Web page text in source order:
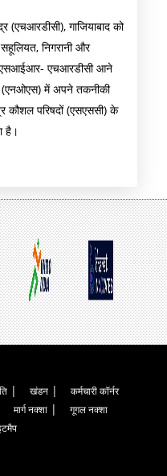
गाजियाबाद को
निगरानी और
एचआरडीसी आने
(एनओएस) में अपने तकनीकी
कौशल परिषदों (एसएससी) के
है।
खंडन
कर्मचारी कॉर्नर
मार्ग नक्शा
गूगल नक्शा